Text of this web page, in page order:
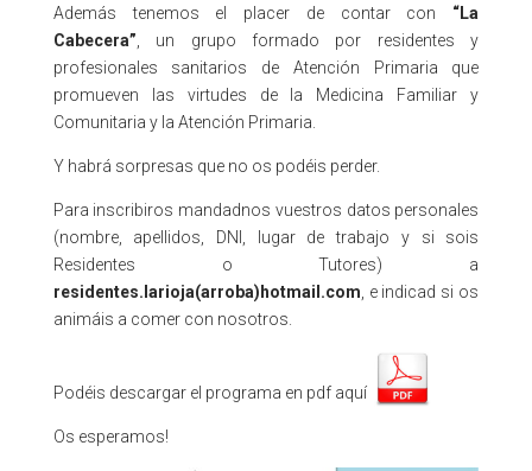
Además tenemos el placer de contar con “La
Cabecera” , un grupo formado por residentes y
profesionales sanitarios de Atención Primaria que
promueven las virtudes de la Medicina Familiar y
Comunitaria y la Atención Primaria.
Y habrá sorpresas que no os podéis perder.
Para inscribiros mandadnos vuestros datos personales
(nombre, apellidos, DNI, lugar de trabajo y si sois
Residentes o Tutores) a
residentes.larioja(arroba)hotmail.com , e indicad si os
animáis a comer con nosotros.
Podéis descargar el programa en pdf aquí
Os esperamos!